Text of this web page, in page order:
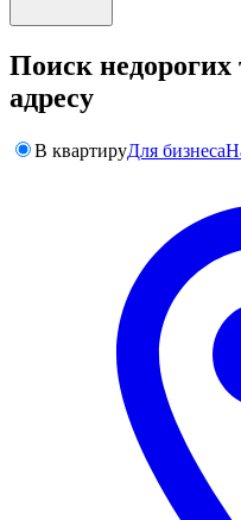
Поиск
адресу
В квартируДля бизнеса